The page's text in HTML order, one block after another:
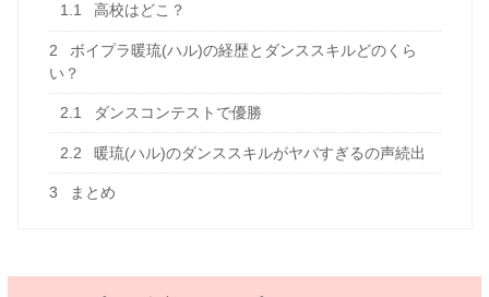
1.1 高校はどこ？
2
ボイプラ暖琉(ハル)の経歴とダンススキルどのくら
い？
2.1 ダンスコンテストで優勝
2.2 暖琉(ハル)のダンススキルがヤバすぎるの声続出
3 まとめ